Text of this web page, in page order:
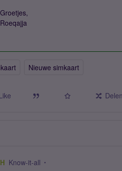
Groetjes,
Roeqajja
Nieuwe simkaart
Delen
Know-it-all